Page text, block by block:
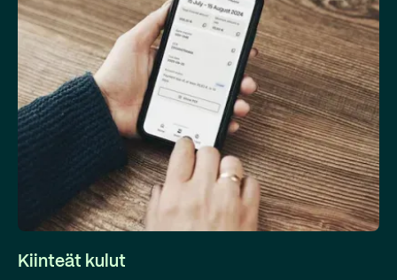
Kiinteät kulut